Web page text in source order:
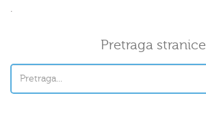
.
Pretraga stranice